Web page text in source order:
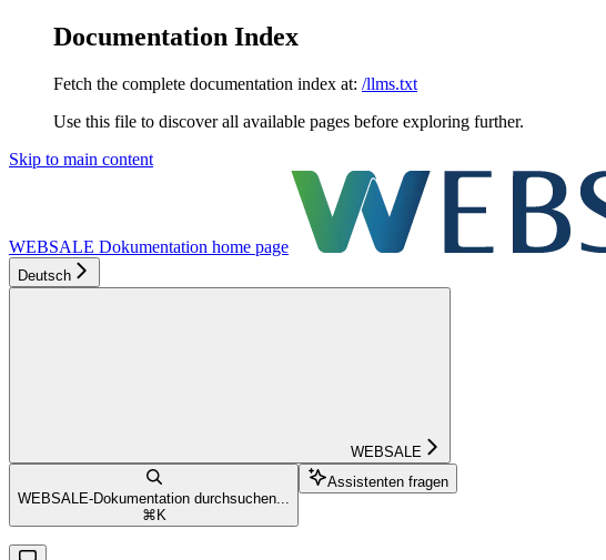
Documentation Index
Fetch the complete documentation index at: /llms.txt
Use this file to discover all available pages before exploring further.
Skip to main content
WEBSALE Dokumentation home page
Deutsch
WEBSALE
WEBSALE-Dokumentation durchsuchen...
⌘ K
Assistenten fragen